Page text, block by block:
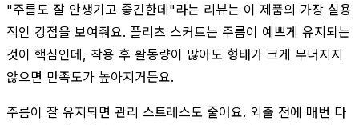
"주름도 잘 안생기고 좋긴한데"라는 리뷰는 이 제품의 가장 실용
적인 강점을 보여줘요. 플리츠 스커트는 주름이 예쁘게 유지되는
것이 핵심인데, 착용 후 활동량이 많아도 형태가 크게 무너지지
않으면 만족도가 높아지거든요.
주름이 잘 유지되면 관리 스트레스도 줄어요. 외출 전에 매번 다